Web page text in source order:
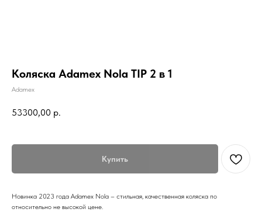
Коляска Adamex Nola TIP 2 в 1
Adamex
53300,00 р.
Купить
Новинка 2023 года Adamex Nola – стильная, качественная коляска по
относительно не высокой цене.